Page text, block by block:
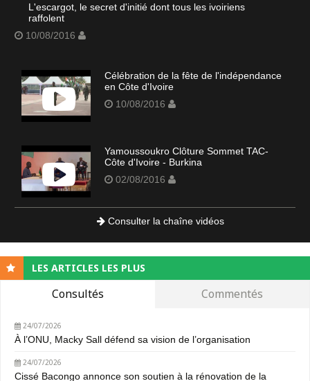
L'escargot, le secret d'initié dont tous les ivoiriens
raffolent
10/08/2016
Célébration de la fête de l'indépendance
en Côte d'Ivoire
10/08/2016
Yamoussoukro Clôture Sommet TAC-
Côte d'Ivoire - Burkina
02/08/2016
Consulter la chaîne vidéos
LES ARTICLES LES PLUS
Consultés Commentés
24/07/2026
À l’ONU, Macky Sall défend sa vision de l’organisation
24/07/2026
Cissé Bacongo annonce son soutien à la rénovation de la